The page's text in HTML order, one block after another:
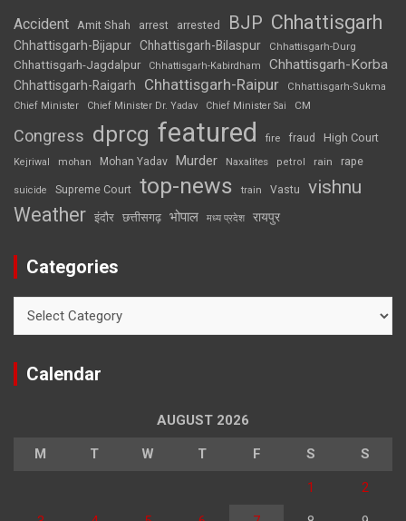
Accident Amit Shah arrest arrested BJP Chhattisgarh
Chhattisgarh-Bijapur Chhattisgarh-Bilaspur Chhattisgarh-Durg
Chhattisgarh-Jagdalpur Chhattisgarh-Kabirdham Chhattisgarh-Korba
Chhattisgarh-Raigarh Chhattisgarh-Raipur
Chhattisgarh-Sukma
Chief Minister
Chief Minister Dr. Yadav Chief Minister Sai CM
Congress dprcg featured fire fraud High Court
Kejriwal mohan Mohan Yadav Murder Naxalites petrol rain rape
suicide Supreme Court top-news train Vastu vishnu
Weather इंदौर छत्तीसगढ़ भोपाल मध्य प्रदेश रायपुर
Categories
Calendar
AUGUST 2026
M T W T F S S
1 2